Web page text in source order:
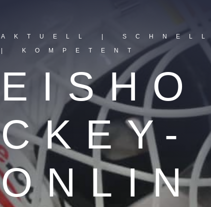
AKTUELL | SCHNELL
| KOMPETENT
EISHO
CKEY-
ONLIN